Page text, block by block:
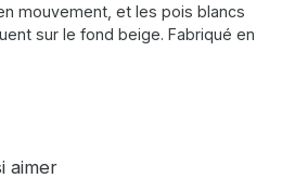
mouvement, et les pois blancs
sur le fond beige. Fabriqué en
aimer